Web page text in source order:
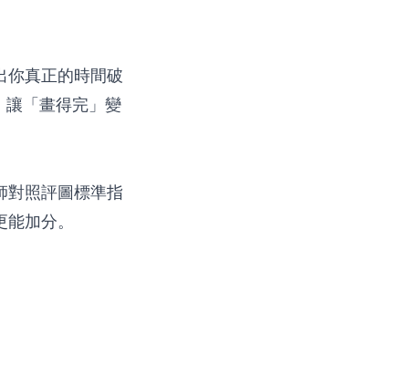
你真正的時間破
讓「畫得完」變
對照評圖標準指
加分。